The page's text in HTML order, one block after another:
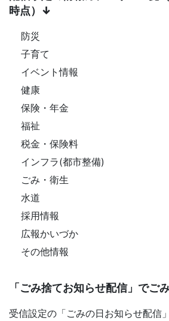
時点）↓
防災
子育て
イベント情報
健康
保険・年金
福祉
税金・保険料
インフラ(都市整備)
ごみ・衛生
水道
採用情報
広報かいづか
その他情報
「ごみ捨てお知らせ配信」でご
受信設定の「ごみの日お知らせ配信